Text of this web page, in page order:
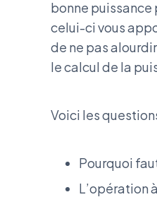
bonne puissance
celui-ci vous
de ne pas
le calcul de la
Voici les
Pourquoi
L’opération